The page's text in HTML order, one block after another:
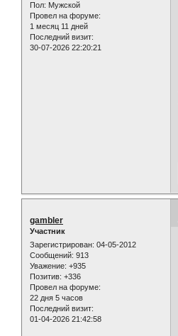
Пол: Мужской
Провел на форуме:
1 месяц 11 дней
Последний визит:
30-07-2026 22:20:21
gambler
Участник
Зарегистрирован: 04-05-2012
Сообщений: 913
Уважение: +935
Позитив: +336
Провел на форуме:
22 дня 5 часов
Последний визит:
01-04-2026 21:42:58